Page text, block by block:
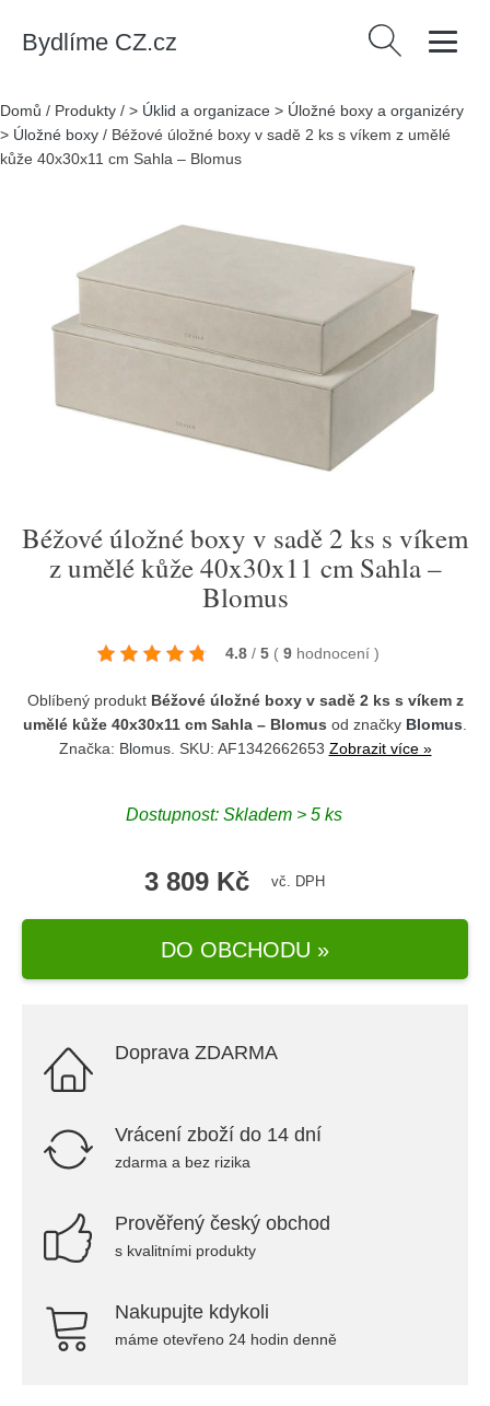
Bydlíme CZ.cz Vyhledávání
Domů / Produkty / > Úklid a organizace > Úložné boxy a organizéry
> Úložné boxy / Béžové úložné boxy v sadě 2 ks s víkem z umělé
kůže 40x30x11 cm Sahla – Blomus
Béžové úložné boxy v sadě 2 ks s víkem
z umělé kůže 40x30x11 cm Sahla –
Blomus
4.8 / 5 ( 9 hodnocení )
Oblíbený produkt Béžové úložné boxy v sadě 2 ks s víkem z
umělé kůže 40x30x11 cm Sahla – Blomus od značky Blomus
Značka: Blomus. SKU: AF1342662653 Zobrazit více »
Dostupnost: Skladem > 5 ks
3 809 Kč vč. DPH
DO OBCHODU »
Doprava ZDARMA
Vrácení zboží do 14 dní
zdarma a bez rizika
Prověřený český obchod
s kvalitními produkty
Nakupujte kdykoli
máme otevřeno 24 hodin denně